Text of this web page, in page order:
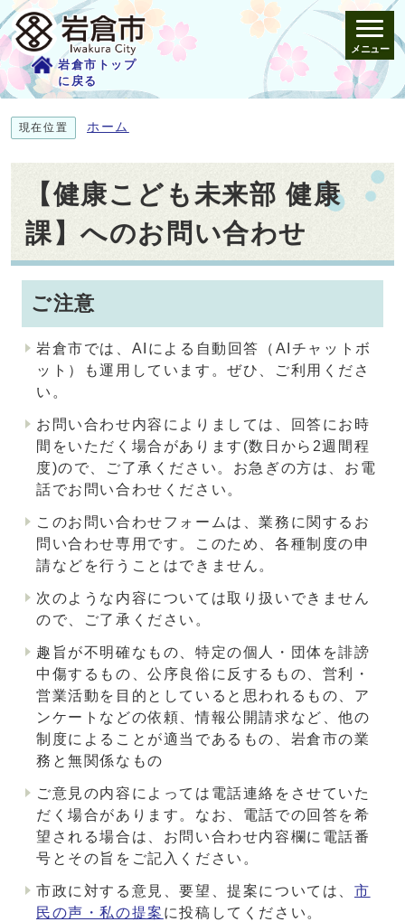
岩倉市トップ
に戻る
メニュー
現在位置 ホーム
【健康こども未来部 健康
課】へのお問い合わせ
ご注意
岩倉市では、AIによる自動回答（AIチャットボ
ット）も運用しています。ぜひ、ご利用くださ
い。
お問い合わせ内容によりましては、回答にお時
間をいただく場合があります(数日から2週間程
度)ので、ご了承ください。お急ぎの方は、お電
話でお問い合わせください。
このお問い合わせフォームは、業務に関するお
問い合わせ専用です。このため、各種制度の申
請などを行うことはできません。
次のような内容については取り扱いできません
ので、ご了承ください。
趣旨が不明確なもの、特定の個人・団体を誹謗
中傷するもの、公序良俗に反するもの、営利・
営業活動を目的としていると思われるもの、ア
ンケートなどの依頼、情報公開請求など、他の
制度によることが適当であるもの、岩倉市の業
務と無関係なもの
ご意見の内容によっては電話連絡をさせていた
だく場合があります。なお、電話での回答を希
望される場合は、お問い合わせ内容欄に電話番
号とその旨をご記入ください。
市政に対する意見、要望、提案については、 市
民の声・私の提案 に投稿してください。